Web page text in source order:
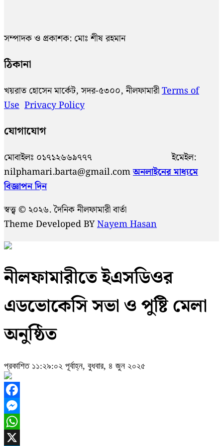
সম্পাদক ও প্রকাশক: মোঃ শীষ রহমান
ঠিকানা
খয়রাত হোসেন মার্কেট, সদর-৫৩০০, নীলফামারীTerms of
Use Privacy Policy
যোগাযোগ
মোবাইলঃ ০১৭১২৬৬৯৭৭৭ ইমেইল:
nilphamari.barta@gmail.comঅনলাইনের মাধ্যমে
বিজ্ঞাপন দিন
স্বত্ত্ব © ২০২৬. দৈনিক নীলফামারী বার্তা
Theme Developed BYNayem Hasan
নীলফামারীতে ইএসডিওর
এডভোকেসি সভা ও পুষ্টি মেলা
অনুষ্ঠিত
প্রকাশিত ১১:২৯:০২ পূর্বাহ্ন, বুধবার, ৪ জুন ২০২৫
Facebook
Messenger
WhatsApp